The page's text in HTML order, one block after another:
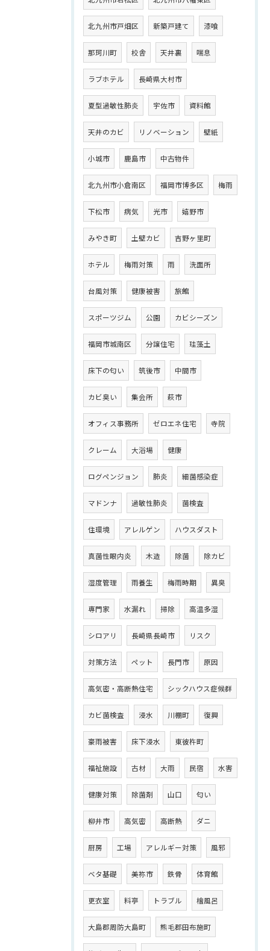
北九州市戸畑区 新築戸建て 漆喰
那珂川町 校舎 天井裏 喘息
ラブホテル 長崎県大村市
夏型過敏性肺炎 宇佐市 資料館
天井のカビ リノベーション 壁紙
小城市 鹿島市 中古物件
北九州市小倉南区 福岡市博多区 梅雨
下松市 病気 光市 嬉野市
みやき町 土壁カビ 吉野ヶ里町
ホテル 梅雨対策 雨 洗面所
台風対策 健康被害 旅館
スポーツジム 公園 カビシーズン
福岡市城南区 分譲住宅 珪藻土
床下の匂い 筑後市 中間市
カビ臭い 集会所 萩市
オフィス事務所 ゼロエネ住宅 寺院
クレーム 大浴場 健康
ログペンジョン 肺炎 細菌感染症
マドンナ 過敏性肺炎 菌検査
住環境 アレルゲン ハウスダスト
真菌性眼内炎 木造 除菌 除カビ
湿度管理 雨養生 梅雨時期 異臭
専門家 水漏れ 掃除 高温多湿
シロアリ 長崎県長崎市 リスク
対策方法 ペット 長門市 原因
高気密・高断熱住宅 シックハウス症候群
カビ菌検査 浸水 川棚町 復興
豪雨被害 床下浸水 東彼杵町
福祉施設 古材 大雨 民宿 水害
健康対策 除菌剤 山口 匂い
柳井市 高気密 高断熱 ダニ
厨房 工場 アレルギー対策 風邪
ベタ基礎 美祢市 鉄骨 体育館
更衣室 料亭 トラブル 檜風呂
大島郡周防大島町 熊毛郡田布施町